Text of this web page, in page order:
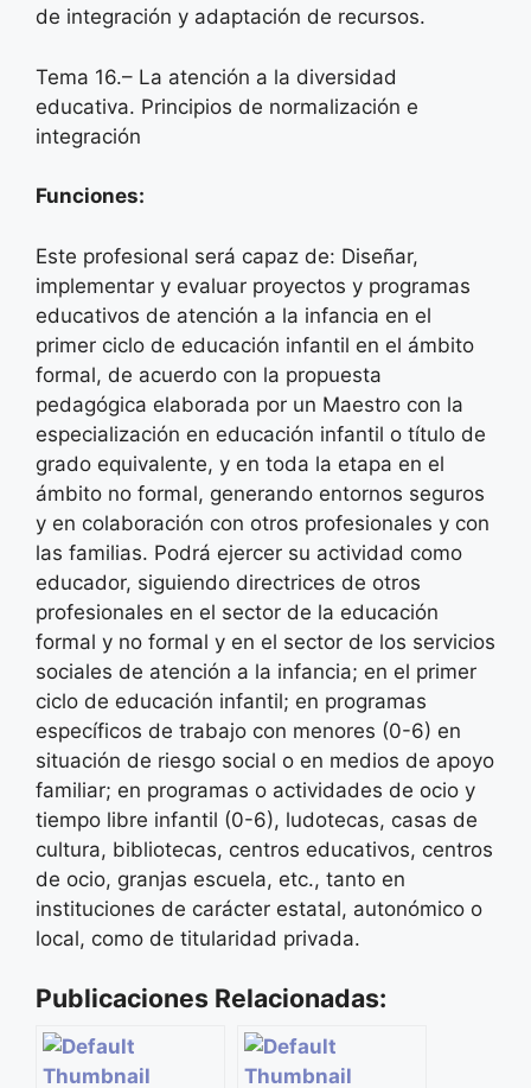
de integración y adaptación de recursos.
Tema 16.– La atención a la diversidad
educativa. Principios de normalización e
integración
Funciones:
Este profesional será capaz de: Diseñar,
implementar y evaluar proyectos y programas
educativos de atención a la infancia en el
primer ciclo de educación infantil en el ámbito
formal, de acuerdo con la propuesta
pedagógica elaborada por un Maestro con la
especialización en educación infantil o título de
grado equivalente, y en toda la etapa en el
ámbito no formal, generando entornos seguros
y en colaboración con otros profesionales y con
las familias. Podrá ejercer su actividad como
educador, siguiendo directrices de otros
profesionales en el sector de la educación
formal y no formal y en el sector de los servicios
sociales de atención a la infancia; en el primer
ciclo de educación infantil; en programas
específicos de trabajo con menores (0-6) en
situación de riesgo social o en medios de apoyo
familiar; en programas o actividades de ocio y
tiempo libre infantil (0-6), ludotecas, casas de
cultura, bibliotecas, centros educativos, centros
de ocio, granjas escuela, etc., tanto en
instituciones de carácter estatal, autonómico o
local, como de titularidad privada.
Publicaciones Relacionadas: